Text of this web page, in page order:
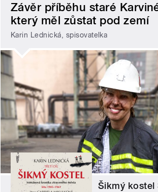
Závěr příběhu staré
který měl zůstat pod zemí
Karin Lednická, spisovatelka
Šikmý kostel